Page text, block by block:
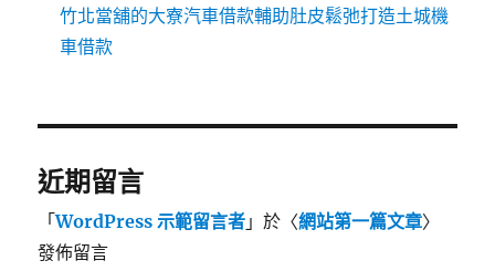
竹北當舖的大寮汽車借款輔助肚皮鬆弛打造土城機
車借款
近期留言
「WordPress 示範留言者 」於〈網站第一篇文章〉
發佈留言